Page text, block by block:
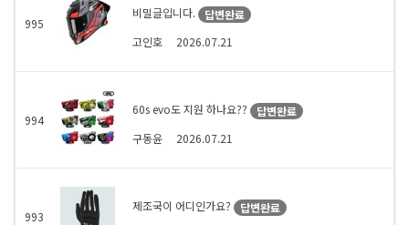
995
비밀글입니다.
답변완료
고인호
2026.07.21
994
60s evo도 지원 하나요??
답변완료
구동윤
2026.07.21
993
제조국이 어디인가요?
답변완료